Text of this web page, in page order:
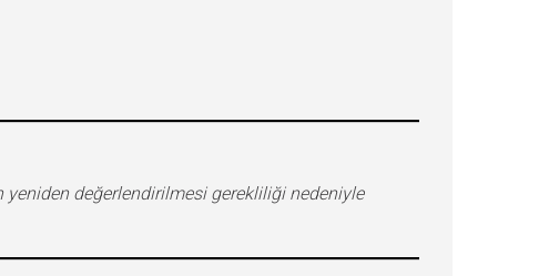
yeniden değerlendirilmesi gerekliliği nedeniyle